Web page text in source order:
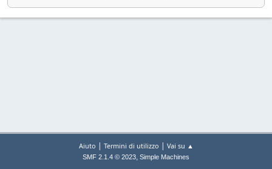
Aiuto | Termini di utilizzo | Vai su ▲
SMF 2.1.4 © 2023, Simple Machines